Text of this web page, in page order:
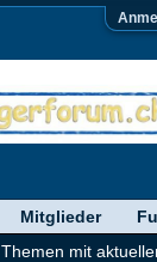
Themen mit
Mitglieder